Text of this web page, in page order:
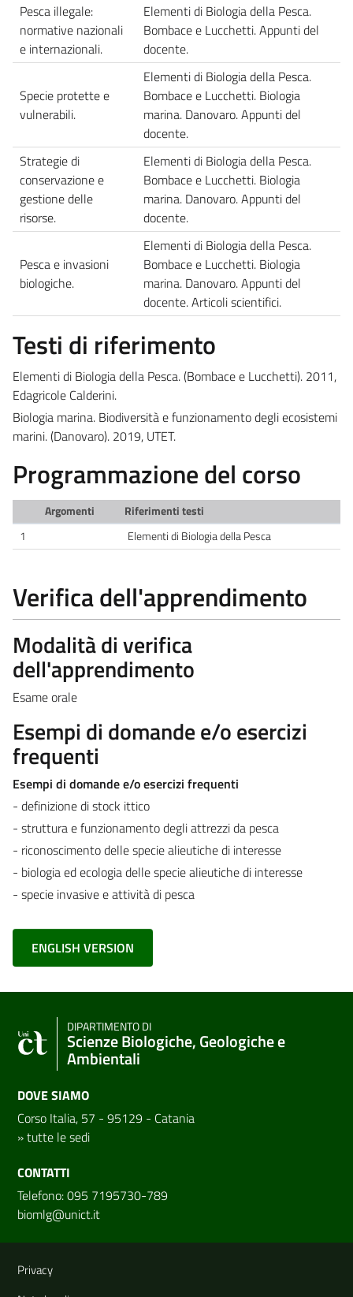
Pesca illegale:
normative nazionali
e internazionali.
Elementi di Biologia della Pesca.
Bombace e Lucchetti. Appunti del
docente.
Specie protette e
vulnerabili.
Elementi di Biologia della Pesca.
Bombace e Lucchetti. Biologia
marina. Danovaro. Appunti del
docente.
Strategie di
conservazione e
gestione delle
risorse.
Elementi di Biologia della Pesca.
Bombace e Lucchetti. Biologia
marina. Danovaro. Appunti del
docente.
Pesca e invasioni
biologiche.
Elementi di Biologia della Pesca.
Bombace e Lucchetti. Biologia
marina. Danovaro. Appunti del
docente. Articoli scientifici.
Testi di riferimento
Elementi di Biologia della Pesca. (Bombace e Lucchetti). 2011, ‎
Edagricole Calderini.
Biologia marina. Biodiversità e funzionamento degli ecosistemi
marini. (Danovaro). 2019, UTET.
Programmazione del corso
Argomenti
Riferimenti testi
1
Elementi di Biologia della Pesca
Verifica dell'apprendimento
Modalità di verifica
dell'apprendimento
Esame orale
Esempi di domande e/o esercizi
frequenti
Esempi di domande e/o esercizi frequenti
- definizione di stock ittico
- struttura e funzionamento degli attrezzi da pesca
- riconoscimento delle specie alieutiche di interesse
- biologia ed ecologia delle specie alieutiche di interesse
- specie invasive e attività di pesca
ENGLISH VERSION
DIPARTIMENTO DI
Scienze Biologiche, Geologiche e
Ambientali
DOVE SIAMO
Corso Italia, 57 - 95129 - Catania
»tutte le sedi
CONTATTI
Telefono: 095 7195730-789
biomlg@unict.it
Link e informazioni utili
Privacy